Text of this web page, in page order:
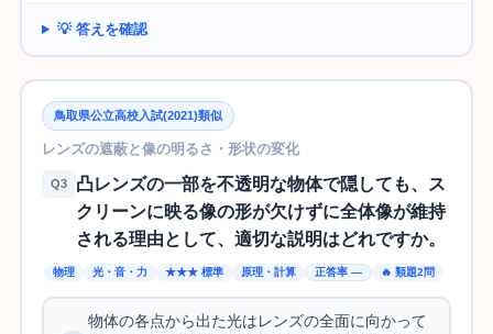
💡 答えを確認
鳥取県公立高校入試(2021)類似
レンズの遮蔽と像の明るさ・形状の変化
Q3
凸レンズの一部を不透明な物体で隠しても、ス
クリーンに映る像の形が欠けずに全体像が維持
される理由として、適切な説明はどれですか。
物理 光・音・力 ★★★ 標準 原理・計算 正答率 — 🔥 類題2問
物体の各点から出た光はレンズの全面に向かって